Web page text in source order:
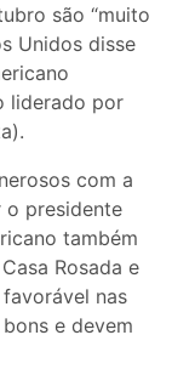
são “muito
Unidos disse
liderado por
com a
o presidente
também
Rosada e
nas
e devem